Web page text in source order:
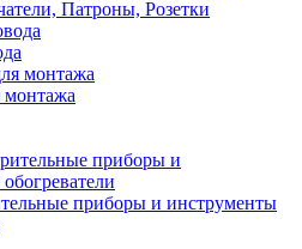
Патроны, Розетки
приборы и инструменты